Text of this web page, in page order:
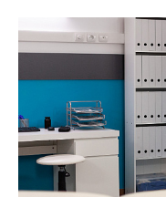
владельца
перевозчику. После
Чтобы вернуть забытое,
приметы.
транспорте, советуют
462 – если пропажа
если в трамвае. «Также
вещах можно по адресу:
напоминают в
откладывайте звонок —